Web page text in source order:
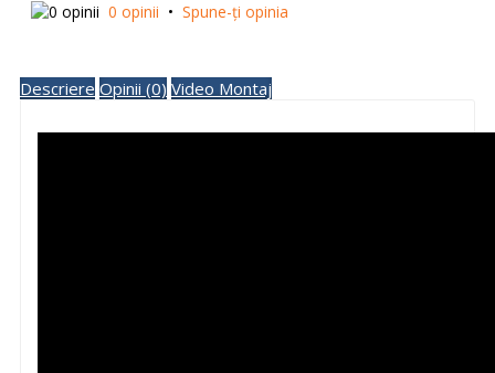
0 opinii • Spune-ţi opinia
Descriere Opinii (0) Video Montaj